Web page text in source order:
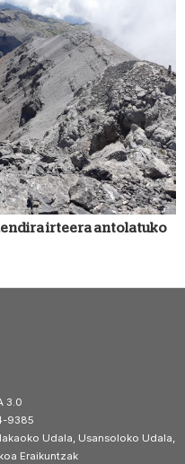
irteera antolatuko
3.0
9385
Udala, Usansoloko Udala,
Eraikuntzak